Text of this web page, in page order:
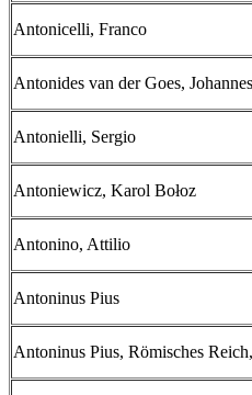
Antonicelli, Franco
Antonides van der Goes, Johannes
Antonielli, Sergio
Antoniewicz, Karol Bołoz
Antonino, Attilio
Antoninus Pius
Antoninus Pius, Römisches